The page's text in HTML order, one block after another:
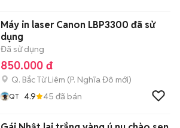
Máy in laser Canon LBP3300 đã sử
dụng
Đã sử dụng
850.000 đ
Q. Bắc Từ Liêm (P. Nghĩa Đô mới)
QT 4.9 45 đã bán